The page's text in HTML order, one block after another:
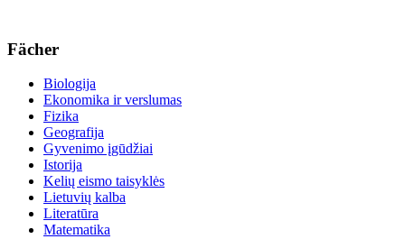
Fächer
Biologija
Ekonomika ir verslumas
Fizika
Geografija
Gyvenimo įgūdžiai
Istorija
Kelių eismo taisyklės
Lietuvių kalba
Literatūra
Matematika